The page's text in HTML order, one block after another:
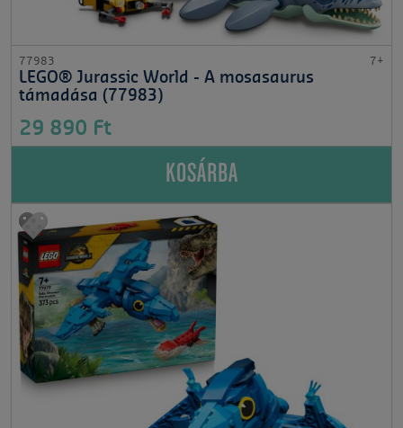
77983 7+
LEGO® Jurassic World - A mosasaurus
támadása (77983)
29 890 Ft
KOSÁRBA